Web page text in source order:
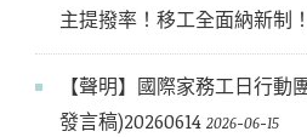
主提撥率！移工全面納新制
【聲明】國際家務工日行動
發言稿)20260614 2026-06-15